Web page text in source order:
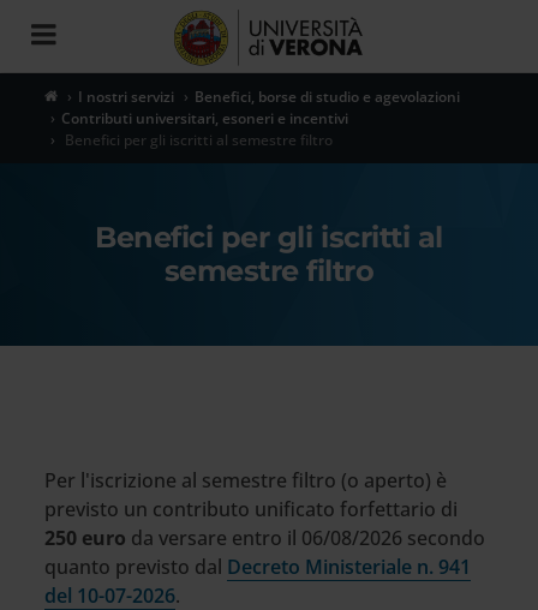
Toggle
navigation
I nostri servizi
Benefici, borse di studio e agevolazioni
Contributi universitari, esoneri e incentivi
Benefici per gli iscritti al semestre filtro
Benefici per gli iscritti al
semestre filtro
Per l'iscrizione al semestre filtro (o aperto) è
previsto un contributo unificato forfettario di
250 euro da versare entro il 06/08/2026 secondo
quanto previsto dal Decreto Ministeriale n. 941
del 10-07-2026.